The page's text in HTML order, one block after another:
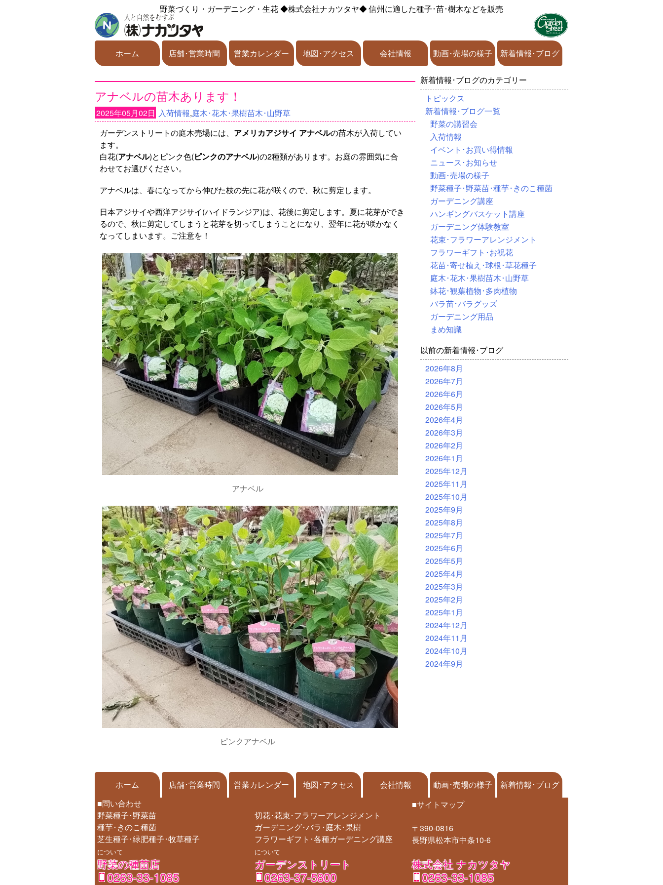
野菜づくり・ガーデニング・生花◆株式会社ナカツタヤ◆信州に適した種子･苗･樹木などを販売
ホーム 店舗･営業時間 営業カレンダー 地図･アクセス 会社情報 動画･売場の様子 新着情報･ブログ
アナベルの苗木あります！
2025年05月02日 入荷情報,庭木･花木･果樹苗木･山野草
ガーデンストリートの庭木売場には、 アメリカアジサイ アナベルの苗木が入荷してい
ます。
白花(アナベル)とピンク色(ピンクのアナベル)の2種類があります。お庭の雰囲気に合
わせてお選びください。
アナベルは、春になってから伸びた枝の先に花が咲くので、秋に剪定します。
日本アジサイや西洋アジサイ(ハイドランジア)は、花後に剪定します。夏に花芽ができ
るので、秋に剪定してしまうと花芽を切ってしまうことになり、翌年に花が咲かなく
なってしまいます。ご注意を！
アナベル
ピンクアナベル
新着情報･ブログのカテゴリー
トピックス
新着情報･ブログ一覧
野菜の講習会
入荷情報
イベント･お買い得情報
ニュース･お知らせ
動画･売場の様子
野菜種子･野菜苗･種芋･きのこ種菌
ガーデニング講座
ハンギングバスケット講座
ガーデニング体験教室
花束･フラワーアレンジメント
フラワーギフト･お祝花
花苗･寄せ植え･球根･草花種子
庭木･花木･果樹苗木･山野草
鉢花･観葉植物･多肉植物
バラ苗･バラグッズ
ガーデニング用品
まめ知識
以前の新着情報･ブログ
2026年8月
2026年7月
2026年6月
2026年5月
2026年4月
2026年3月
2026年2月
2026年1月
2025年12月
2025年11月
2025年10月
2025年9月
2025年8月
2025年7月
2025年6月
2025年5月
2025年4月
2025年3月
2025年2月
2025年1月
2024年12月
2024年11月
2024年10月
2024年9月
ホーム 店舗･営業時間 営業カレンダー 地図･アクセス 会社情報 動画･売場の様子
新着情報･ブログ
■問い合わせ
野菜種子･野菜苗
種芋･きのこ種菌
芝生種子･緑肥種子･牧草種子
について
野菜の種苗店
0263-33-1085
切花･花束･フラワーアレンジメント
ガーデニング･バラ･庭木･果樹
フラワーギフト･各種ガーデニング講座
について
ガーデンストリート
0263-37-5800
■サイトマップ
〒390-0816
長野県松本市中条10-6
株式会社 ナカツタヤ
0263-33-1085